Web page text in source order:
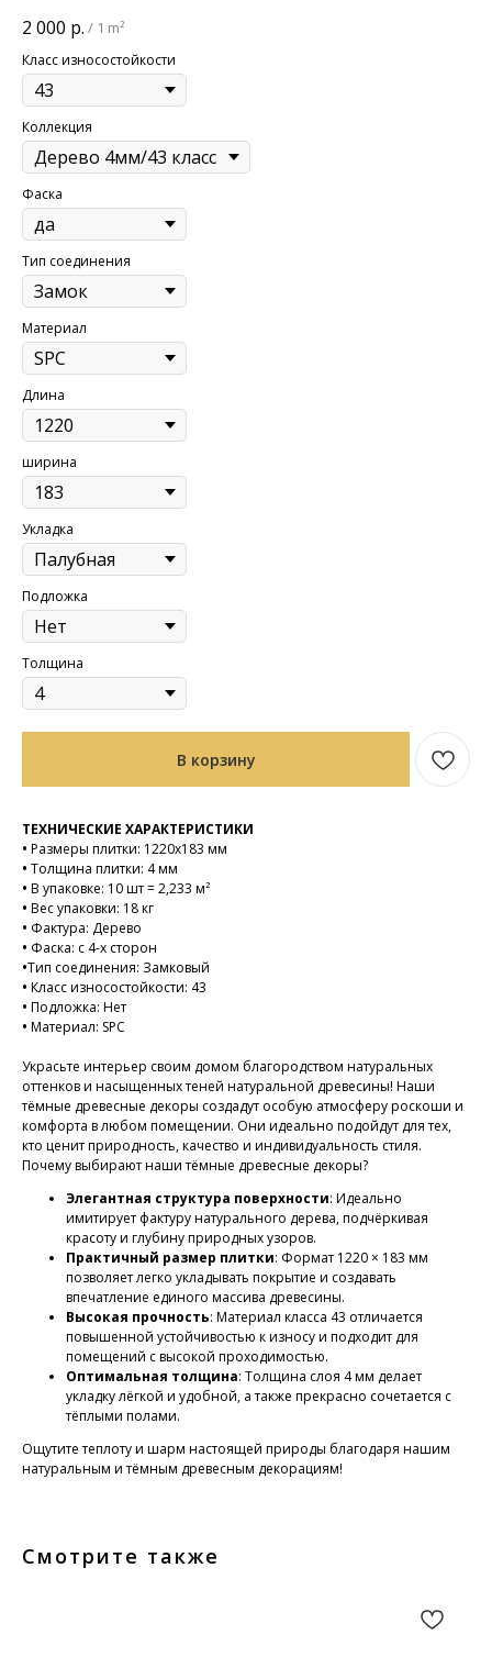
2 000 р. / 1 m²
Класс износостойкости
Коллекция
Фаска
Тип соединения
Материал
Длина
ширина
Укладка
Подложка
Толщина
В корзину
ТЕХНИЧЕСКИЕ ХАРАКТЕРИСТИКИ
• Размеры плитки: 1220х183 мм
• Толщина плитки: 4 мм
• В упаковке: 10 шт = 2,233 м²
• Вес упаковки: 18 кг
• Фактура: Дерево
• Фаска: с 4-х сторон
•Тип соединения: Замковый
• Класс износостойкости: 43
• Подложка: Нет
• Материал: SPC
Украсьте интерьер своим домом благородством натуральных
оттенков и насыщенных теней натуральной древесины! Наши
тёмные древесные декоры создадут особую атмосферу роскоши и
комфорта в любом помещении. Они идеально подойдут для тех,
кто ценит природность, качество и индивидуальность стиля.
Почему выбирают наши тёмные древесные декоры?
Элегантная структура поверхности: Идеально
имитирует фактуру натурального дерева, подчёркивая
красоту и глубину природных узоров.
Практичный размер плитки: Формат 1220 × 183 мм
позволяет легко укладывать покрытие и создавать
впечатление единого массива древесины.
Высокая прочность: Материал класса 43 отличается
повышенной устойчивостью к износу и подходит для
помещений с высокой проходимостью.
Оптимальная толщина: Толщина слоя 4 мм делает
укладку лёгкой и удобной, а также прекрасно сочетается с
тёплыми полами.
Ощутите теплоту и шарм настоящей природы благодаря нашим
натуральным и тёмным древесным декорациям!
Смотрите также